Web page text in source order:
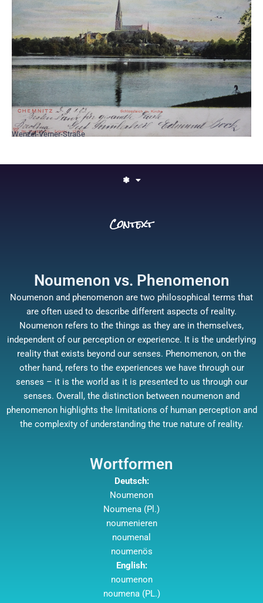
Wenzel-Verner-Straße
❃
Context
Noumenon vs. Phenomenon
Noumenon and phenomenon are two philosophical terms that
are often used to describe different aspects of reality.
Noumenon refers to the things as they are in themselves,
independent of our perception or experience. It is the underlying
reality that exists beyond our senses. Phenomenon, on the
other hand, refers to the experiences we have through our
senses – it is the world as it is presented to us through our
senses. Overall, the distinction between noumenon and
phenomenon highlights the limitations of human perception and
the complexity of understanding the true nature of reality.
Wortformen
Deutsch:
Noumenon
Noumena (Pl.)
noumenieren
noumenal
noumenös
English:
noumenon
noumena (PL.)